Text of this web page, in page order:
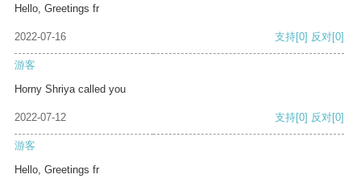
Hello, Greetings fr
2022-07-16 支持[0] 反对[0]
游客
Horny Shriya called you
2022-07-12 支持[0] 反对[0]
游客
Hello, Greetings fr